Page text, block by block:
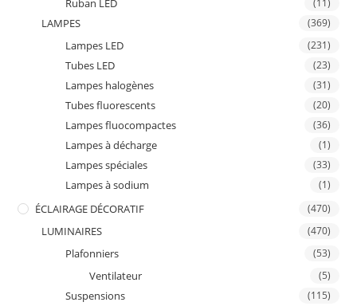
Ruban LED (11)
LAMPES (369)
Lampes LED (231)
Tubes LED (23)
Lampes halogènes (31)
Tubes fluorescents (20)
Lampes fluocompactes (36)
Lampes à décharge (1)
Lampes spéciales (33)
Lampes à sodium (1)
ÉCLAIRAGE DÉCORATIF (470)
LUMINAIRES (470)
Plafonniers (53)
Ventilateur (5)
Suspensions (115)